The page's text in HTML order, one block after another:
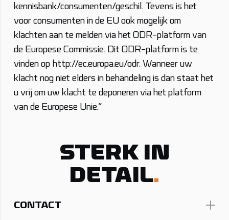
kennisbank/consumenten/geschil. Tevens is het
voor consumenten in de EU ook mogelijk om
klachten aan te melden via het ODR-platform van
de Europese Commissie. Dit ODR-platform is te
vinden op http://ec.europa.eu/odr. Wanneer uw
klacht nog niet elders in behandeling is dan staat het
u vrij om uw klacht te deponeren via het platform
van de Europese Unie.”
STERK IN
DETAIL.
CONTACT